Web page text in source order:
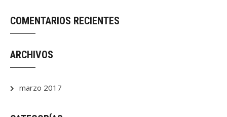
COMENTARIOS RECIENTES
ARCHIVOS
marzo 2017